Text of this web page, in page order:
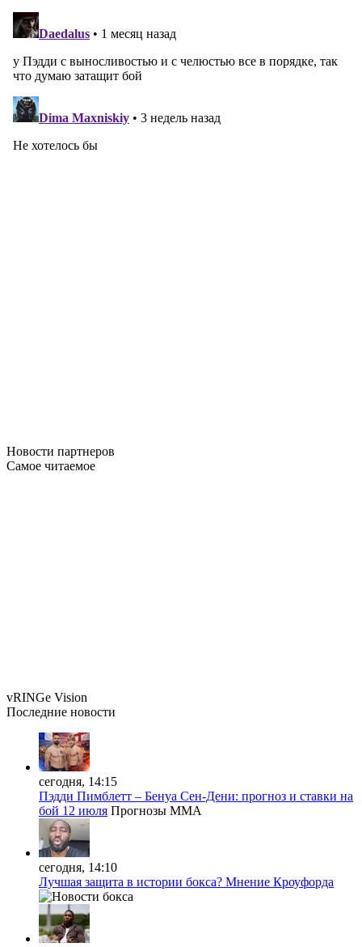
Новости партнеров
Самое читаемое
vRINGe Vision
Последние новости
сегодня, 14:15
Пэдди Пимблетт – Бенуа Сен-Дени: прогноз и ставки на
бой 12 июля Прогнозы MMA
сегодня, 14:10
Лучшая защита в истории бокса? Мнение Кроуфорда